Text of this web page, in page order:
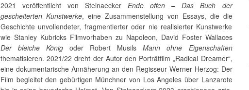
2021 veröffentlicht von SteinaeckerEnde offen – Das Buch der
gescheiterten Kunstwerke, eine Zusammenstellung von Essays, die die
Geschichte unvollendeter, fragmentierter oder nie realisierter Kunstwerke
wie Stanley Kubricks Filmvorhaben zu Napoleon, David Foster Wallaces
Der bleiche König oder Robert MusilsMann ohne Eigenschaften
thematisieren. 2021/22 dreht der Autor den Porträtfilm „Radical Dreamer“,
eine dokumentarische Annäherung an den Regisseur Werner Herzog: Der
Film begleitet den gebürtigen Münchner von Los Angeles über Lanzarote